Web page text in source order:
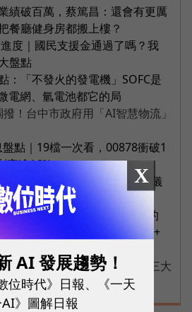
績破百萬，蔡篤昌：還會有更厲
餐廳健身房都搬上樓？
度｜國民支援金通過了嗎？我
盤點
：「不發火的發電機」SOFC是
電網、氫電池都它的局
！台中市政府用「AI智慧物流」
點｜19檔一次看，00878衝破1
率逾16%
話，中間有8道關卡！翊嘉禮儀
逝者最後道別？
：MSI 如何用「理解情境」的
重新定義商務筆電與 Copilot+
讀再加速！富邦人壽如何用三大
？
X
AI 發展趨勢！
位時代》日報、《一天
》圖解日報